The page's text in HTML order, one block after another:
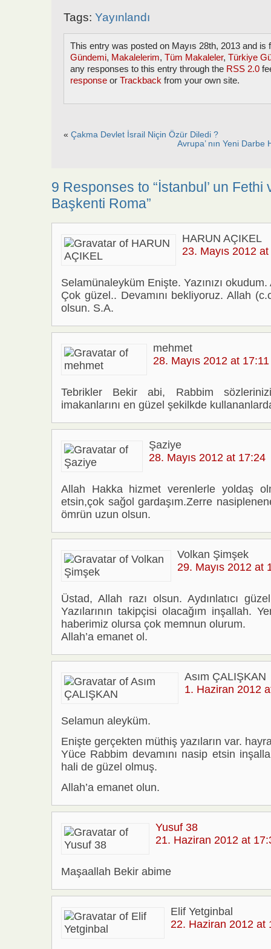
Tags: Yayınlandı
This entry was posted on Mayıs 28th, 2013 and is
Gündemi, Makalelerim, Tüm Makaleler, Türkiye
any responses to this entry through the RSS 2.0
response or Trackback from your own site.
« Çakma Devlet İsrail Niçin Özür Diledi ?
Avrupa’ nın Yeni Darbe
9 Responses to “İstanbul’ un Fethi
Başkenti Roma”
HARUN AÇIKEL
23. Mayıs 2012
Selamünaleyküm Enişte. Yazınızı
Çok güzel.. Devamını bekliyoruz. Allah
olsun. S.A.
mehmet
28. Mayıs 2012 at 17:11
Tebrikler Bekir abi, Rabbim
imakanlarını en güzel şekilkde
Şaziye
28. Mayıs 2012 at 17:24
Allah Hakka hizmet verenlerle yoldaş
etsin,çok sağol gardaşım.Zerre
ömrün uzun olsun.
Volkan Şimşek
29. Mayıs 2012 at
Üstad, Allah razı olsun. Aydınlatıcı
Yazılarının takipçisi olacağım inşallah.
haberimiz olursa çok memnun olurum.
Allah’a emanet ol.
Asım ÇALIŞKAN
1. Haziran 2012
Selamun aleyküm.
Enişte gerçekten müthiş yazıların var.
Yüce Rabbim devamını nasip etsin
hali de güzel olmuş.
Allah’a emanet olun.
Yusuf 38
21. Haziran 2012 at
Maşaallah Bekir abime
Elif Yetginbal
22. Haziran 2012 at